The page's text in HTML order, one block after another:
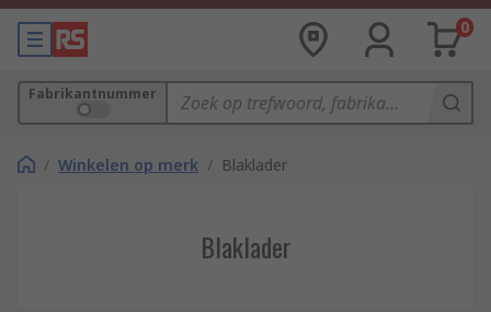
0
Fabrikantnummer
/ Winkelen op merk / Blaklader
Blaklader